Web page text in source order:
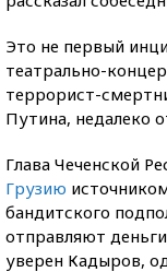
Это не первый
театрально-
террорист-
Путина, недалеко
Глава Чеченской
Грузию
бандитского
отправляют
уверен Кадыров,